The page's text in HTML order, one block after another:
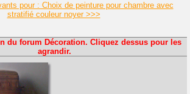
pour : Choix de peinture pour chambre avec
stratifié couleur noyer >>>
du forum Décoration. Cliquez dessus pour les
agrandir.